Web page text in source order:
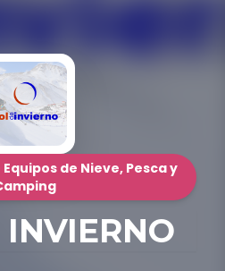
de Nieve, Pesca y